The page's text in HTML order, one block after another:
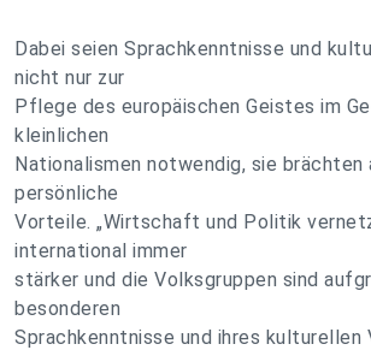
Dabei seien Sprachkenntnisse und
nicht nur zur
Pflege des europäischen Geistes im
kleinlichen
Nationalismen notwendig, sie
persönliche
Vorteile. „Wirtschaft und Politik
international immer
stärker und die Volksgruppen sind
besonderen
Sprachkenntnisse und ihres kulturellen